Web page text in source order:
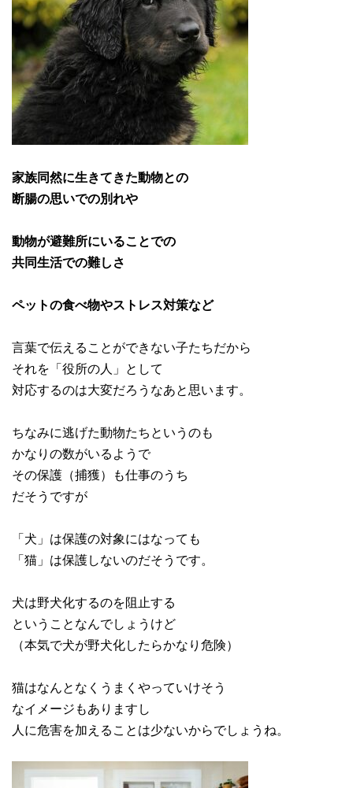
家族同然に生きてきた動物との
断腸の思いでの別れや
動物が避難所にいることでの
共同生活での難しさ
ペットの食べ物やストレス対策など
言葉で伝えることができない子たちだから
それを「役所の人」として
対応するのは大変だろうなあと思います。
ちなみに逃げた動物たちというのも
かなりの数がいるようで
その保護（捕獲）も仕事のうち
だそうですが
「犬」は保護の対象にはなっても
「猫」は保護しないのだそうです。
犬は野犬化するのを阻止する
ということなんでしょうけど
（本気で犬が野犬化したらかなり危険）
猫はなんとなくうまくやっていけそう
なイメージもありますし
人に危害を加えることは少ないからでしょうね。